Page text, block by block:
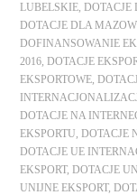
LUBELSKIE,DOTACJE
DOTACJE DLA
DOFINANSOWANIE
2016,DOTACJE
EKSPORTOWE,
DOTACJE NA
EKSPORTU,DOTACJE
DOTACJE UE
EKSPORT,DOTACJE
UNIJNE EKSPORT,